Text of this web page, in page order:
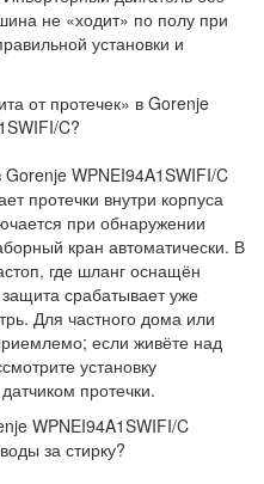
не «ходит» по полу при
установки и
от протечек» в Gorenje
C?
Gorenje WPNEI94A1SWIFI/C
протечки внутри корпуса
при обнаружении
кран автоматически. В
где шланг оснащён
срабатывает уже
Для частного дома или
если живёте над
установку
протечки.
WPNEI94A1SWIFI/C
за стирку?